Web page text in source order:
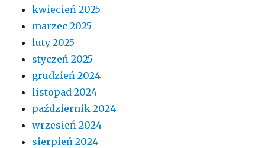
kwiecień 2025
marzec 2025
luty 2025
styczeń 2025
grudzień 2024
listopad 2024
październik 2024
wrzesień 2024
sierpień 2024